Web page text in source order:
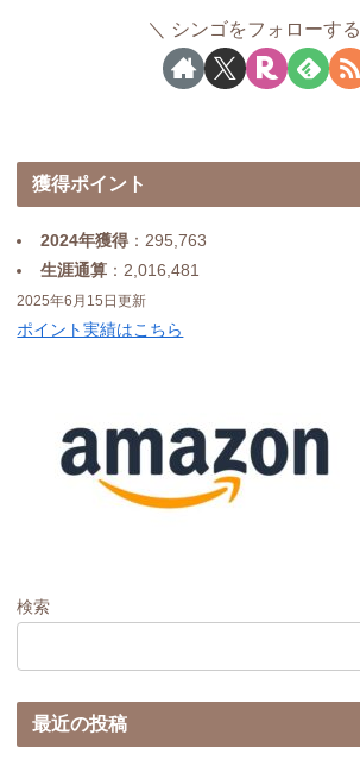
シンゴをフォローする
獲得ポイント
2024年獲得：295,763
生涯通算：2,016,481
2025年6月15日更新
ポイント実績はこちら
検索
最近の投稿